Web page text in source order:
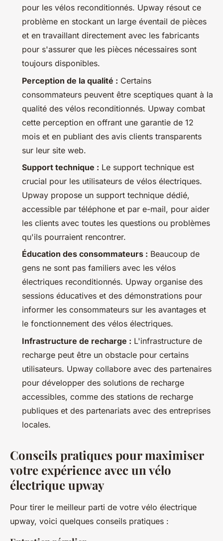
pour les vélos reconditionnés. Upway résout ce
problème en stockant un large éventail de pièces
et en travaillant directement avec les fabricants
pour s'assurer que les pièces nécessaires sont
toujours disponibles.
Perception de la qualité : Certains
consommateurs peuvent être sceptiques quant à la
qualité des vélos reconditionnés. Upway combat
cette perception en offrant une garantie de 12
mois et en publiant des avis clients transparents
sur leur site web.
Support technique : Le support technique est
crucial pour les utilisateurs de vélos électriques.
Upway propose un support technique dédié,
accessible par téléphone et par e-mail, pour aider
les clients avec toutes les questions ou problèmes
qu'ils pourraient rencontrer.
Éducation des consommateurs : Beaucoup de
gens ne sont pas familiers avec les vélos
électriques reconditionnés. Upway organise des
sessions éducatives et des démonstrations pour
informer les consommateurs sur les avantages et
le fonctionnement des vélos électriques.
Infrastructure de recharge : L'infrastructure de
recharge peut être un obstacle pour certains
utilisateurs. Upway collabore avec des partenaires
pour développer des solutions de recharge
accessibles, comme des stations de recharge
publiques et des partenariats avec des entreprises
locales.
Conseils pratiques pour maximiser
votre expérience avec un vélo
électrique upway
Pour tirer le meilleur parti de votre vélo électrique
upway, voici quelques conseils pratiques :